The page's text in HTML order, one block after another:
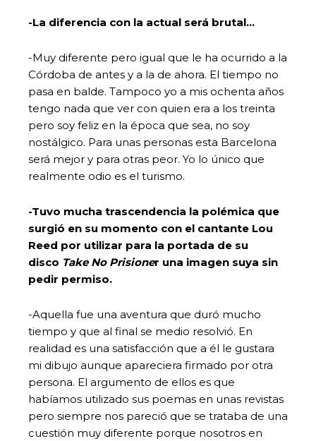
-La diferencia con la actual será brutal…
-Muy diferente pero igual que le ha ocurrido a la
Córdoba de antes y a la de ahora. El tiempo no
pasa en balde. Tampoco yo a mis ochenta años
tengo nada que ver con quien era a los treinta
pero soy feliz en la época que sea, no soy
nostálgico. Para unas personas esta Barcelona
será mejor y para otras peor. Yo lo único que
realmente odio es el turismo.
-Tuvo mucha trascendencia la polémica que
surgió en su momento con el cantante Lou
Reed por utilizar para la portada de su
disco Take No Prisioner una imagen suya sin
pedir permiso.
-Aquella fue una aventura que duró mucho
tiempo y que al final se medio resolvió. En
realidad es una satisfacción que a él le gustara
mi dibujo aunque apareciera firmado por otra
persona. El argumento de ellos es que
habíamos utilizado sus poemas en unas revistas
pero siempre nos pareció que se trataba de una
cuestión muy diferente porque nosotros en